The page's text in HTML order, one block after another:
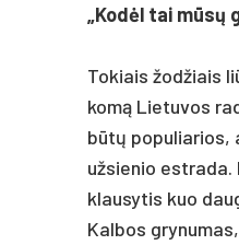
„Kodėl tai mūsų
To­kiais žod­žiais
komą Lie­tu­vos
būtų po­pu­lia­rios,
už­sie­nio
klau­sy­tis kuo
Kal­bos